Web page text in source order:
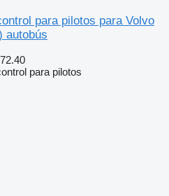
para pilotos para Volvo
autobús
para pilotos